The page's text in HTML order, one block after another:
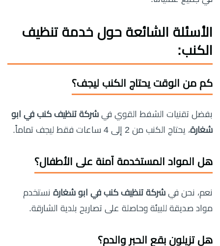
الأسئلة الشائعة حول خدمة تنظيف
الكنب:
كم من الوقت يحتاج الكنب ليجف؟
بفضل تقنيات الشفط القوي في شركة تنظيف كنب في ابو
شغارة، يحتاج الكنب من 2 إلى 4 ساعات فقط ليجف تماماً.
هل المواد المستخدمة آمنة على الأطفال؟
نعم، نحن في شركة تنظيف كنب في ابو شغارة نستخدم
مواد صديقة للبيئة وحاصلة على تصاريح بلدية الشارقة.
هل تزيلون بقع الحبر والدم؟